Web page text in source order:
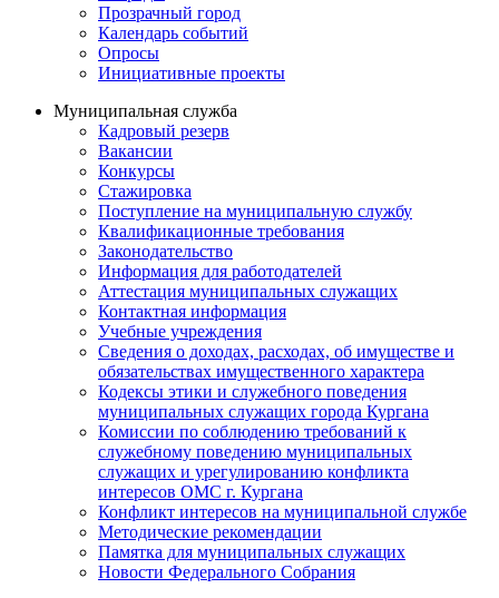
Прозрачный город
Календарь событий
Опросы
Инициативные проекты
Муниципальная служба
Кадровый резерв
Вакансии
Конкурсы
Стажировка
Поступление на муниципальную службу
Квалификационные требования
Законодательство
Информация для работодателей
Аттестация муниципальных служащих
Контактная информация
Учебные учреждения
Сведения о доходах, расходах, об имуществе и
обязательствах имущественного характера
Кодексы этики и служебного поведения
муниципальных служащих города Кургана
Комиссии по соблюдению требований к
служебному поведению муниципальных
служащих и урегулированию конфликта
интересов ОМС г. Кургана
Конфликт интересов на муниципальной службе
Методические рекомендации
Памятка для муниципальных служащих
Новости Федерального Cобрания